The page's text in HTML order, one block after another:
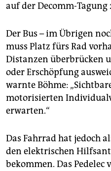
auf der Decomm-Tagung
Der Bus – im Übrigen
muss Platz fürs Rad
Distanzen überbrücken
oder Erschöpfung
warnte Böhme:
motorisierten
erwarten.“
Das Fahrrad hat jedoch
den elektrischen
bekommen. Das